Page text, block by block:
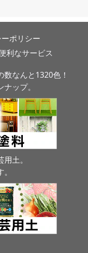
ポリシー
利なサービス
なんと1320色！
ップ。
土。
。